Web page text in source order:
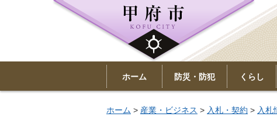
ホーム 防災・防犯 くらし
ホーム > 産業・ビジネス > 入札・契約 > 入札